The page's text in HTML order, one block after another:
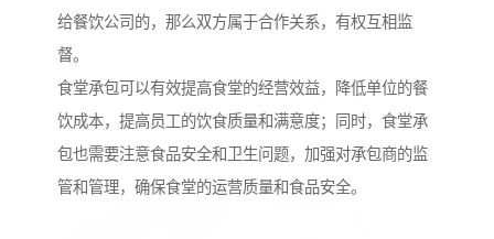
给餐饮公司的，那么双方属于合作关系，有权互相监
督。
食堂承包可以有效提高食堂的经营效益，降低单位的餐
饮成本，提高员工的饮食质量和满意度；同时，食堂承
包也需要注意食品安全和卫生问题，加强对承包商的监
管和管理，确保食堂的运营质量和食品安全。